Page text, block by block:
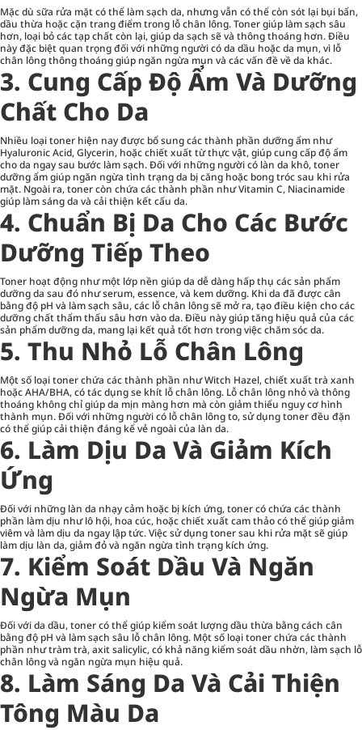
Mặc dù sữa rửa mặt có thể làm sạch da, nhưng vẫn có thể còn sót lại bụi bẩn,
dầu thừa hoặc cặn trang điểm trong lỗ chân lông. Toner giúp làm sạch sâu
hơn, loại bỏ các tạp chất còn lại, giúp da sạch sẽ và thông thoáng hơn. Điều
này đặc biệt quan trọng đối với những người có da dầu hoặc da mụn, vì lỗ
chân lông thông thoáng giúp ngăn ngừa mụn và các vấn đề về da khác.
3. Cung Cấp Độ Ẩm Và Dưỡng
Chất Cho Da
Nhiều loại toner hiện nay được bổ sung các thành phần dưỡng ẩm như
Hyaluronic Acid, Glycerin, hoặc chiết xuất từ thực vật, giúp cung cấp độ ẩm
cho da ngay sau bước làm sạch. Đối với những người có làn da khô, toner
dưỡng ẩm giúp ngăn ngừa tình trạng da bị căng hoặc bong tróc sau khi rửa
mặt. Ngoài ra, toner còn chứa các thành phần như Vitamin C, Niacinamide
giúp làm sáng da và cải thiện kết cấu da.
4. Chuẩn Bị Da Cho Các Bước
Dưỡng Tiếp Theo
Toner hoạt động như một lớp nền giúp da dễ dàng hấp thụ các sản phẩm
dưỡng da sau đó như serum, essence, và kem dưỡng. Khi da đã được cân
bằng độ pH và làm sạch sâu, các lỗ chân lông sẽ mở ra, tạo điều kiện cho các
dưỡng chất thẩm thấu sâu hơn vào da. Điều này giúp tăng hiệu quả của các
sản phẩm dưỡng da, mang lại kết quả tốt hơn trong việc chăm sóc da.
5. Thu Nhỏ Lỗ Chân Lông
Một số loại toner chứa các thành phần như Witch Hazel, chiết xuất trà xanh
hoặc AHA/BHA, có tác dụng se khít lỗ chân lông. Lỗ chân lông nhỏ và thông
thoáng không chỉ giúp da mịn màng hơn mà còn giảm thiểu nguy cơ hình
thành mụn. Đối với những người có lỗ chân lông to, sử dụng toner đều đặn
có thể giúp cải thiện đáng kể vẻ ngoài của làn da.
6. Làm Dịu Da Và Giảm Kích
Ứng
Đối với những làn da nhạy cảm hoặc bị kích ứng, toner có chứa các thành
phần làm dịu như lô hội, hoa cúc, hoặc chiết xuất cam thảo có thể giúp giảm
viêm và làm dịu da ngay lập tức. Việc sử dụng toner sau khi rửa mặt sẽ giúp
làm dịu làn da, giảm đỏ và ngăn ngừa tình trạng kích ứng.
7. Kiểm Soát Dầu Và Ngăn
Ngừa Mụn
Đối với da dầu, toner có thể giúp kiểm soát lượng dầu thừa bằng cách cân
bằng độ pH và làm sạch sâu lỗ chân lông. Một số loại toner chứa các thành
phần như tràm trà, axit salicylic, có khả năng kiểm soát dầu nhờn, làm sạch lỗ
chân lông và ngăn ngừa mụn hiệu quả.
8. Làm Sáng Da Và Cải Thiện
Tông Màu Da